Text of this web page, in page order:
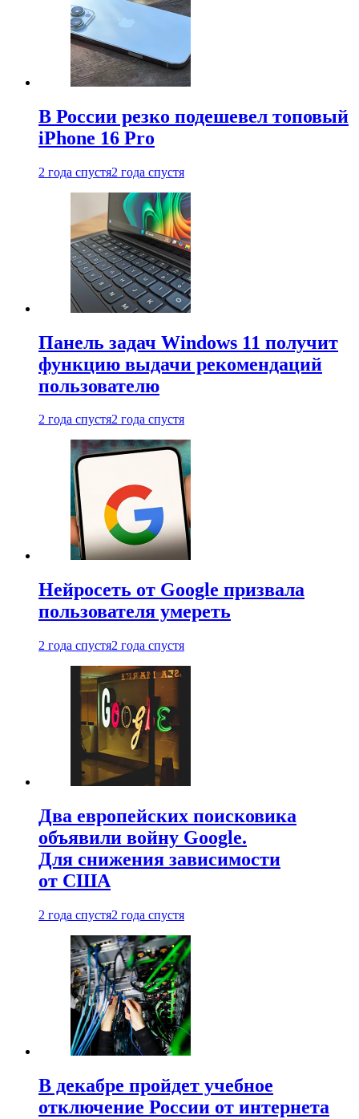
В России резко подешевел топовый
iPhone 16 Pro
2 года спустя2 года спустя
Панель задач Windows 11 получит
функцию выдачи рекомендаций
пользователю
2 года спустя2 года спустя
Нейросеть от Google призвала
пользователя умереть
2 года спустя2 года спустя
Два европейских поисковика
объявили войну Google.
Для снижения зависимости
от США
2 года спустя2 года спустя
В декабре пройдет учебное
отключение России от интернета